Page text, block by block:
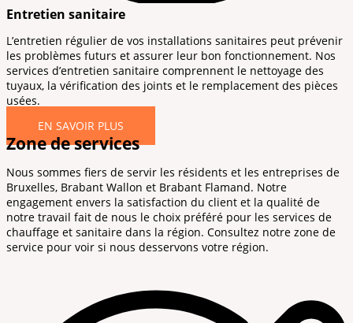
Entretien sanitaire
L’entretien régulier de vos installations sanitaires peut prévenir
les problèmes futurs et assurer leur bon fonctionnement. Nos
services d’entretien sanitaire comprennent le nettoyage des
tuyaux, la vérification des joints et le remplacement des pièces
usées.
EN SAVOIR PLUS
Zone de services
Nous sommes fiers de servir les résidents et les entreprises de
Bruxelles, Brabant Wallon et Brabant Flamand. Notre
engagement envers la satisfaction du client et la qualité de
notre travail fait de nous le choix préféré pour les services de
chauffage et sanitaire dans la région. Consultez notre zone de
service pour voir si nous desservons votre région.